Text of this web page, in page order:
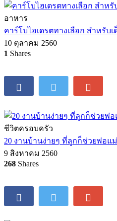
3453Shares
ชีวิตครอบครัว
รวมภาพ Before&After เมื่อผู้ชาย
4 ธันวาคม 2560
อาหาร
คาร์โบไฮเดรตทางเลือก สำหรับเ
10 ตุลาคม 2560